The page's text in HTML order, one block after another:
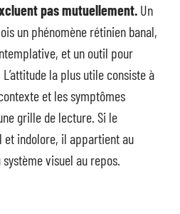
pas mutuellement. Un
un phénomène rétinien banal,
et un outil pour
la plus utile consiste à
et les symptômes
grille de lecture. Si le
et indolore, il appartient au
visuel au repos.